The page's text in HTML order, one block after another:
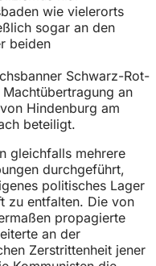
wie vielerorts
sogar an den
beiden
Schwarz-Rot-
an
Hindenburg am
beteiligt.
gleichfalls mehrere
durchgeführt,
politisches Lager
zu entfalten. Die von
propagierte
an der
Zerstrittenheit jener